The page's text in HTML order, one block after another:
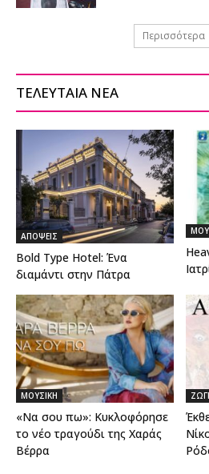
Περισσότερα
ΤΕΛΕΥΤΑΙΑ ΝΕΑ
ΑΠΟΨΕΙΣ
Bold Type Hotel: Ένα
διαμάντι στην Πάτρα
ΜΟΥΣΙΚΗ
«Να σου πω»: Κυκλοφόρησε
το νέο τραγούδι της Χαράς
Βέρρα